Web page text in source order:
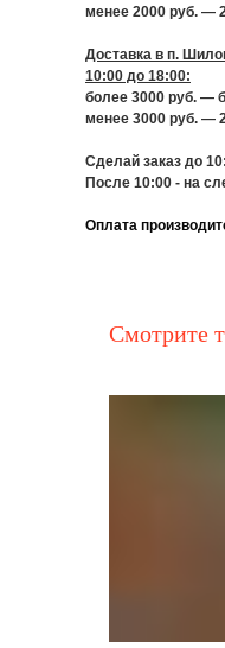
менее 2000 руб. —
Доставка в п.
10:00 до 18:00:
более 3000 руб. —
менее 3000 руб. —
Сделай заказ до
После 10:00 - на
Оплата
Смотрите